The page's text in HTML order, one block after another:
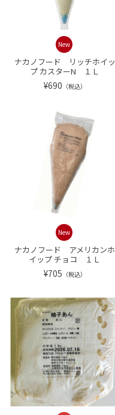
New
ナカノフード リッチホイッ
プ カスターN １Ｌ
¥690 （税込）
New
ナカノフード アメリカンホ
イップ チョコ １Ｌ
¥705 （税込）